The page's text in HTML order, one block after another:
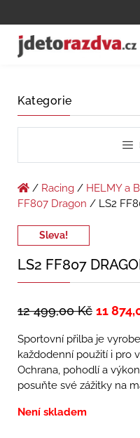
Kategorie
/ Racing / HELMY a
FF807 Dragon / LS2
Sleva!
LS2 FF807
12 499,00Kč 11
Sportovní přilba je
každodenní použití i pro
Ochrana, pohodlí a
posuňte své zážitky na
Není skladem